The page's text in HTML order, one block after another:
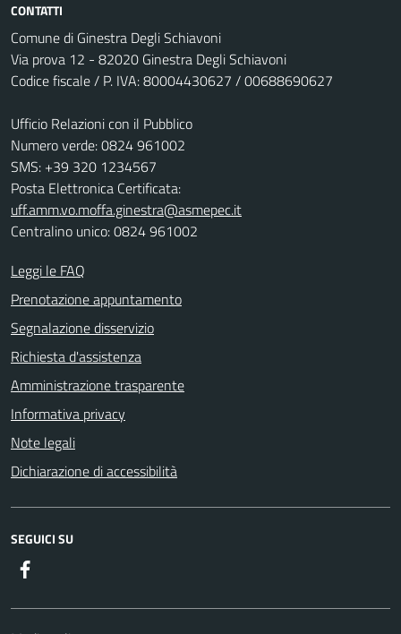
CONTATTI
Comune di Ginestra Degli Schiavoni
Via prova 12 - 82020 Ginestra Degli Schiavoni
Codice fiscale / P. IVA: 80004430627 / 00688690627
Ufficio Relazioni con il Pubblico
Numero verde: 0824 961002
SMS: +39 320 1234567
Posta Elettronica Certificata:
uff.amm.vo.moffa.ginestra@asmepec.it
Centralino unico: 0824 961002
Leggi le FAQ
Prenotazione appuntamento
Segnalazione disservizio
Richiesta d'assistenza
Amministrazione trasparente
Informativa privacy
Note legali
Dichiarazione di accessibilità
SEGUICI SU